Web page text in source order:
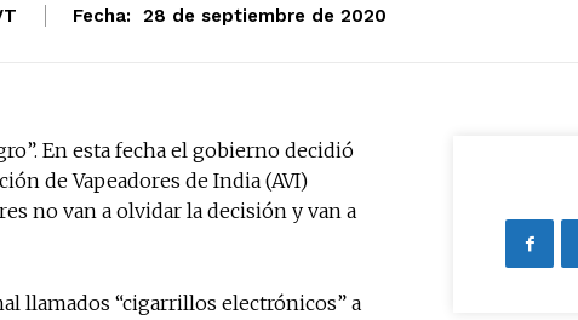
noticias
Fecha: 28 de septiembre de 2020
En esta fecha el gobierno decidió
de Vapeadores de India (AVI)
no van a olvidar la decisión y van a
llamados “cigarrillos electrónicos” a